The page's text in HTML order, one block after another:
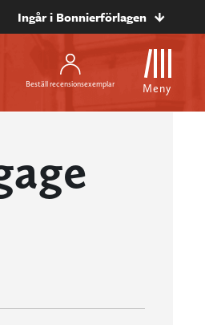
Ingår i Bonnierförlagen
Beställ recensionsexemplar Meny